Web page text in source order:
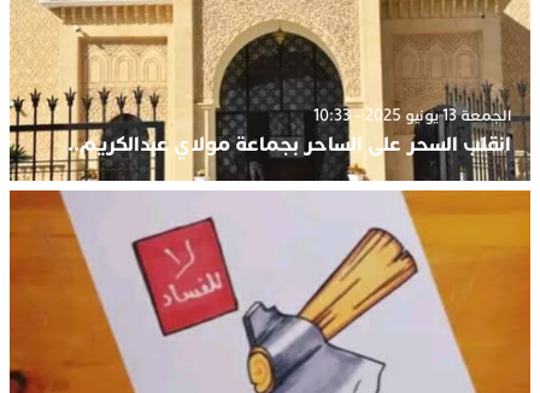
الجمعة 13 يونيو 2025 - 10:33
انقلب السحر على الساحر بجماعة مولاي عبدالكريم..